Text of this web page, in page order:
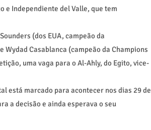
e Independiente del Valle, que tem
(dos EUA, campeão da
Wydad Casablanca (campeão da Champions
uma vaga para o Al-Ahly, do Egito, vice-
está marcado para acontecer nos dias 29 de
a decisão e ainda esperava o seu